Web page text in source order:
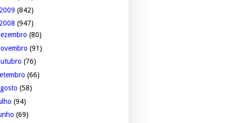
2009 (842)
2008 (947)
(80)
(91)
(76)
(66)
(58)
(94)
(69)